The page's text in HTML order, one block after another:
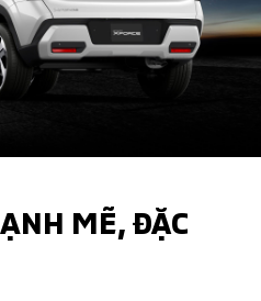
MẼ, ĐẶC